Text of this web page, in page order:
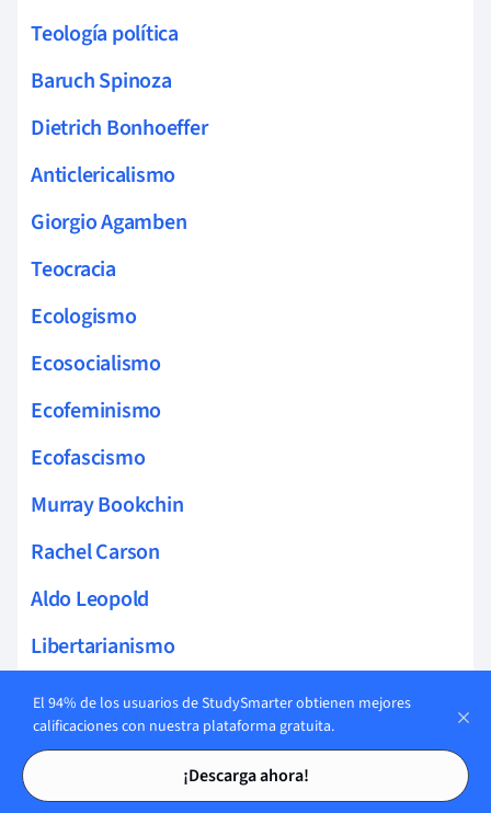
Tarjetas de estudio
Tarjetas de estudio
Teología política
Baruch Spinoza
Dietrich Bonhoeffer
Anticlericalismo
Giorgio Agamben
Teocracia
Ecologismo
Ecosocialismo
Ecofeminismo
Ecofascismo
Murray Bookchin
Rachel Carson
Aldo Leopold
Libertarianismo
Filosofía política
Constitucionalismo
Racionalismo
El 94% de los usuarios de StudySmarter obtienen mejores
calificaciones con nuestra plataforma gratuita.
¡Descarga ahora!